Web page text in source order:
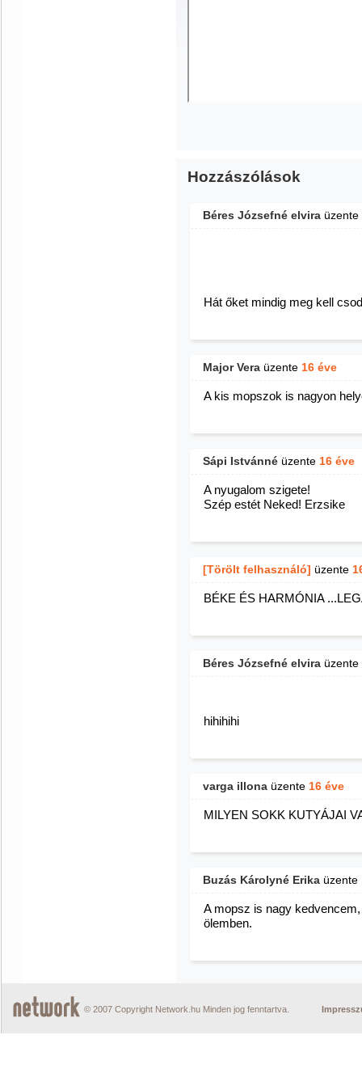
Hozzászólások
Béres Józsefné elvira üzente
Hát őket mindig meg kell
Major Vera üzente 16 éve
A kis mopszok is nagyon
Sápi Istvánné üzente 16 éve
A nyugalom szigete!
Szép estét Neked! Erzsike
[Törölt felhasználó] üzente
BÉKE ÉS HARMÓNIA
Béres Józsefné elvira üzente
hihihihi
varga illona üzente 16 éve
MILYEN SOKK KUTYÁJAI
Buzás Károlyné Erika üzente
A mopsz is nagy
ölemben.
© 2007 Copyright Network.hu Minden jog fenntartva.